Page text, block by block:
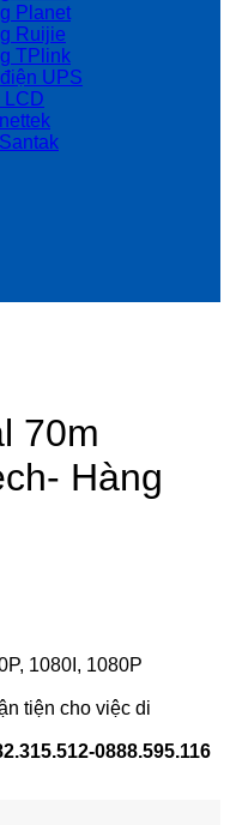
Planet
Ruijie
TPlink
UPS
LCD
70m
Hàng
1080I, 1080P
tiện cho việc di
0888.595.116